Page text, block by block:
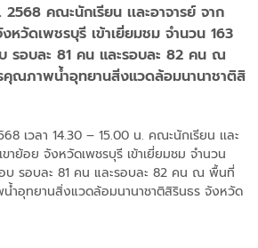
คณะนักเรียน เเละอาจารย์ จาก
งหวัดเพชรบุรี เข้าเยี่ยมชม จำนวน 163
รอบละ 81 คน และรอบละ 82 คน ณ
ณภาพน้ำอุทยานสิ่งแวดล้อมนานาชาติสิ
เวลา 14.30 – 15.00 น. คณะนักเรียน เเละ
ขาย้อย จังหวัดเพชรบุรี เข้าเยี่ยมชม จำนวน
บ รอบละ 81 คน และรอบละ 82 คน ณ พื้นที่
ำอุทยานสิ่งแวดล้อมนานาชาติสิรินธร จังหวัด